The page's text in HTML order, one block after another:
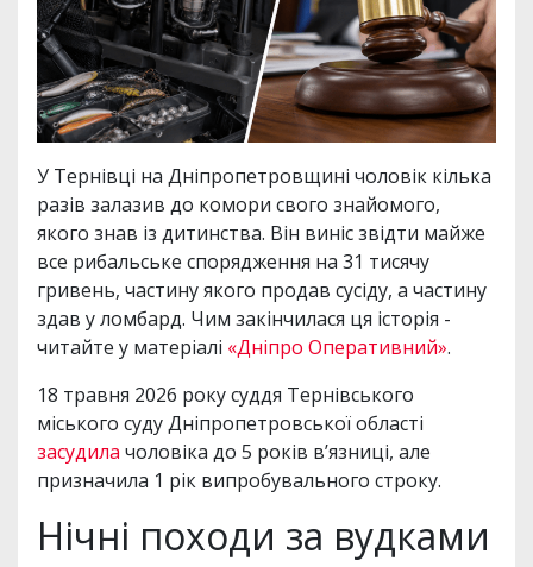
У Тернівці на Дніпропетровщині чоловік кілька
разів залазив до комори свого знайомого,
якого знав із дитинства. Він виніс звідти майже
все рибальське спорядження на 31 тисячу
гривень, частину якого продав сусіду, а частину
здав у ломбард. Чим закінчилася ця історія -
читайте у матеріалі «Дніпро Оперативний».
18 травня 2026 року суддя Тернівського
міського суду Дніпропетровської області
засудила чоловіка до 5 років в’язниці, але
призначила 1 рік випробувального строку.
Нічні походи за вудками